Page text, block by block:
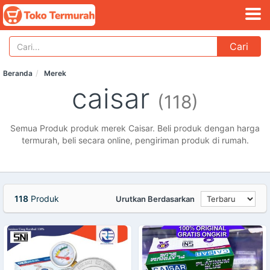
Cari
Beranda Merek
caisar (118)
Semua Produk produk merek Caisar. Beli produk dengan harga
termurah, beli secara online, pengiriman produk di rumah.
118 Produk Urutkan Berdasarkan